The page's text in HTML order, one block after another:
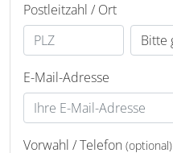
Postleitzahl / Ort
E-Mail-Adresse
Vorwahl / Telefon (optional)